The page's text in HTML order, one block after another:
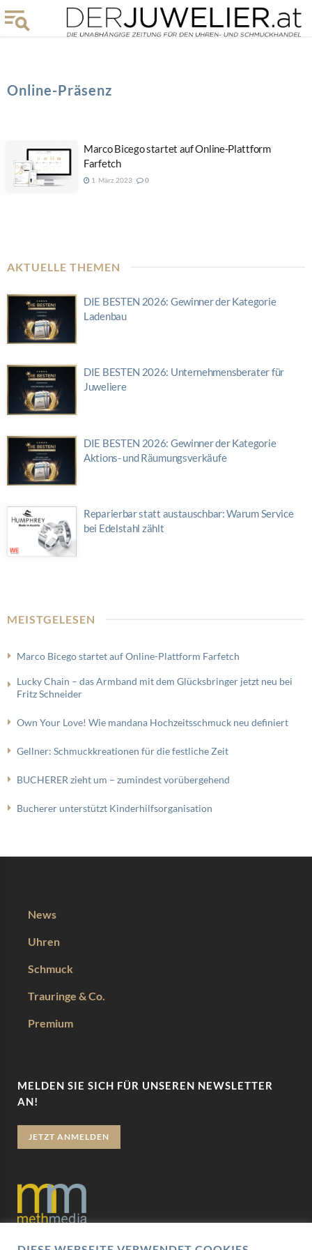
Online-Präsenz
Marco Bicego startet auf Online-Plattform
Farfetch
1. März 2023 0
AKTUELLE THEMEN
DIE BESTEN 2026: Gewinner der Kategorie
Ladenbau
DIE BESTEN 2026: Unternehmensberater für
Juweliere
DIE BESTEN 2026: Gewinner der Kategorie
Aktions- und Räumungsverkäufe
Reparierbar statt austauschbar: Warum Service
bei Edelstahl zählt
MEISTGELESEN
Marco Bicego startet auf Online-Plattform Farfetch
Lucky Chain – das Armband mit dem Glücksbringer jetzt neu bei
Fritz Schneider
Own Your Love! Wie mandana Hochzeitsschmuck neu definiert
Gellner: Schmuckkreationen für die festliche Zeit
BUCHERER zieht um – zumindest vorübergehend
Bucherer unterstützt Kinderhilfsorganisation
News
Uhren
Schmuck
Trauringe & Co.
Premium
MELDEN SIE SICH FÜR UNSEREN NEWSLETTER
AN!
JETZT ANMELDEN